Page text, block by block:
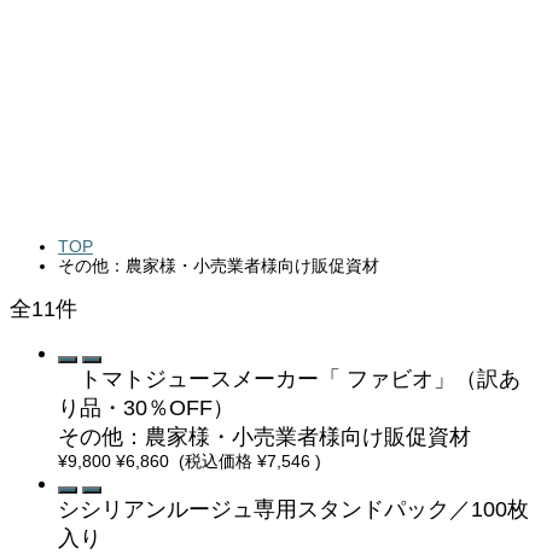
TOP
その他：農家様・小売業者様向け販促資材
全11件
トマトジュースメーカー「 ファビオ」（訳あ
り品・30％OFF）
その他：農家様・小売業者様向け販促資材
¥9,800 ¥6,860 (税込価格 ¥7,546 )
シシリアンルージュ専用スタンドパック／100枚
入り